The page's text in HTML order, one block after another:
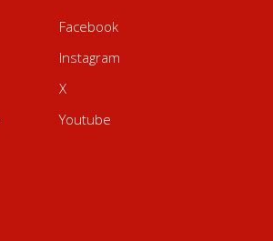
Facebook
Instagram
X
Youtube